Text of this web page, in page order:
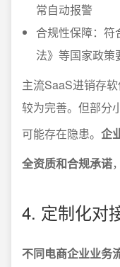
常自动报警
合规性保障：符
法》等国家政策
主流SaaS进销存
较为完善。但部分
可能存在隐患。 企
全资质和合规承诺
4. 定制化对
不同电商企业业务